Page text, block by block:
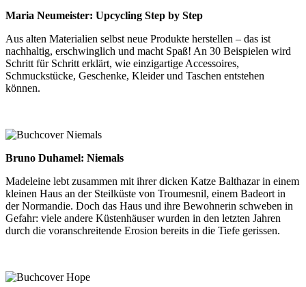
Maria Neumeister: Upcycling Step by Step
Aus alten Materialien selbst neue Produkte herstellen – das ist
nachhaltig, erschwinglich und macht Spaß! An 30 Beispielen wird
Schritt für Schritt erklärt, wie einzigartige Accessoires,
Schmuckstücke, Geschenke, Kleider und Taschen entstehen
können.
Bruno Duhamel: Niemals
Madeleine lebt zusammen mit ihrer dicken Katze Balthazar in einem
kleinen Haus an der Steilküste von Troumesnil, einem Badeort in
der Normandie. Doch das Haus und ihre Bewohnerin schweben in
Gefahr: viele andere Küstenhäuser wurden in den letzten Jahren
durch die voranschreitende Erosion bereits in die Tiefe gerissen.